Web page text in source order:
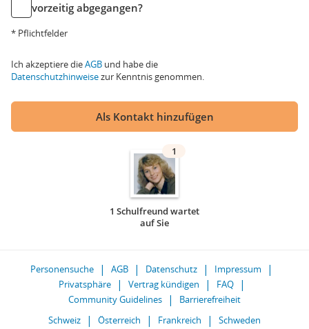
vorzeitig abgegangen?
* Pflichtfelder
Ich akzeptiere dieAGB und habe die
Datenschutzhinweisezur Kenntnis genommen.
Als Kontakt hinzufügen
1
1 Schulfreund wartet
auf Sie
Personensuche AGB Datenschutz
Impressum
Privatsphäre
Vertrag kündigen
FAQ
Community Guidelines
Barrierefreiheit
Schweiz
Österreich Frankreich Schweden